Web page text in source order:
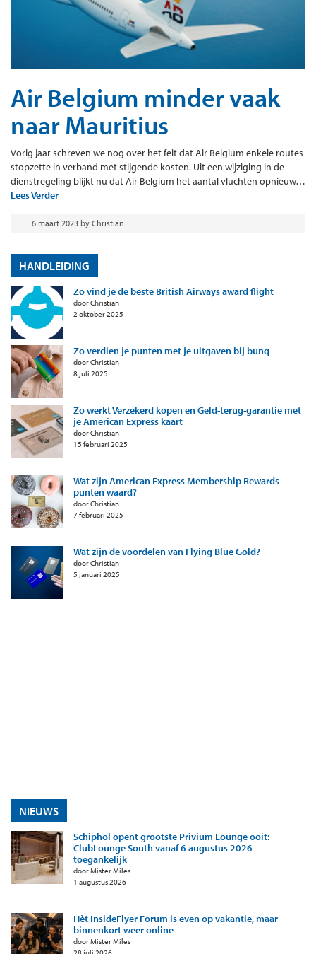
Air Belgium minder vaak
naar Mauritius
Vorig jaar schreven we nog over het feit dat Air Belgium enkele routes
stopzette in verband met stijgende kosten. Uit een wijziging in de
dienstregeling blijkt nu dat Air Belgium het aantal vluchten opnieuw…
Lees Verder
6 maart 2023 by Christian
HANDLEIDING
Zo vind je de beste British Airways award flight
door Christian
2 oktober 2025
Zo verdien je punten met je uitgaven bij bunq
door Christian
8 juli 2025
Zo werkt Verzekerd kopen en Geld-terug-garantie met
je American Express kaart
door Christian
15 februari 2025
Wat zijn American Express Membership Rewards
punten waard?
door Christian
7 februari 2025
Wat zijn de voordelen van Flying Blue Gold?
door Christian
5 januari 2025
NIEUWS
Schiphol opent grootste Privium Lounge ooit:
ClubLounge South vanaf 6 augustus 2026
toegankelijk
door Mister Miles
1 augustus 2026
Hèt InsideFlyer Forum is even op vakantie, maar
binnenkort weer online
door Mister Miles